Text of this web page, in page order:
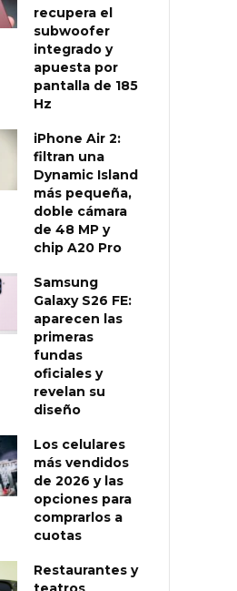
recupera el
subwoofer
integrado y
apuesta por
pantalla de 185
Hz
iPhone Air 2:
filtran una
Dynamic Island
más pequeña,
doble cámara
de 48 MP y
chip A20 Pro
Samsung
Galaxy S26 FE:
aparecen las
primeras
fundas
oficiales y
revelan su
diseño
Los celulares
más vendidos
de 2026 y las
opciones para
comprarlos a
cuotas
Restaurantes y